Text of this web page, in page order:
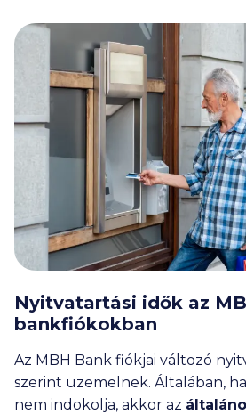
Nyitvatartási idők az
bankfiókokban
Az MBH Bank fiókjai változó
szerint üzemelnek. Általában,
nem indokolja, akkor az